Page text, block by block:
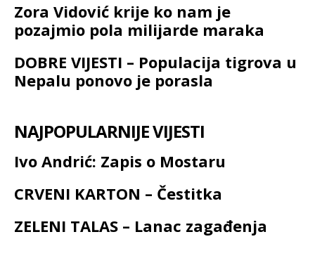
Zora Vidović krije ko nam je
pozajmio pola milijarde maraka
DOBRE VIJESTI – Populacija tigrova u
Nepalu ponovo je porasla
NAJPOPULARNIJE VIJESTI
Ivo Andrić: Zapis o Mostaru
CRVENI KARTON – Čestitka
ZELENI TALAS – Lanac zagađenja